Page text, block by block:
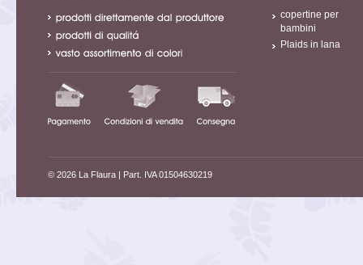
copertine per
bambini
Plaids in lana
© 2026 La Flaura| Part. IVA 01504630219